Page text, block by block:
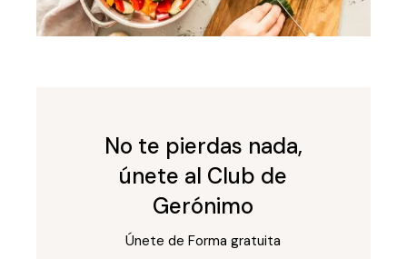
No te pierdas nada,
únete al Club de
Gerónimo
Únete de Forma gratuita